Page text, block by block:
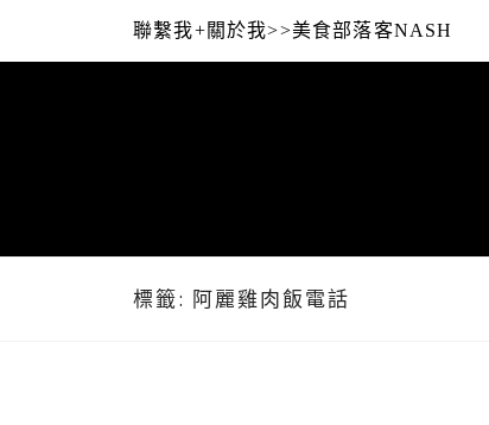
content
聯繫我+關於我>>美食部落客NASH
標籤: 阿麗雞肉飯電話